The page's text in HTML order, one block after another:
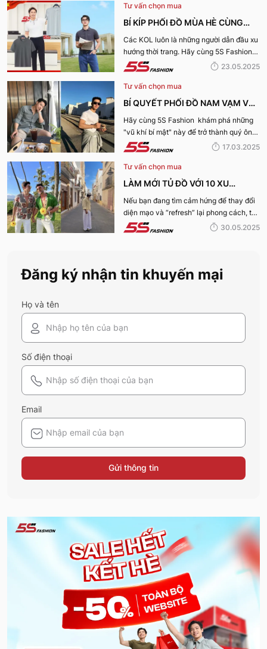
Tư vấn chọn mua
BÍ KÍP PHỐI ĐỒ MÙA HÈ CÙNG
KOL 5S FASHION: STYLE THU HÚT
CHO MỌI CHÀNG TRAI
Các KOL luôn là những người dẫn đầu xu
hướng thời trang. Hãy cùng 5S Fashion
điểm qua những bí kíp phối đồ mùa hè
cùng KOL “bao chất, bao ngầu” nhé!
23.05.2025
Tư vấn chọn mua
BÍ QUYẾT PHỐI ĐỒ NAM VẠM VỠ
ĐẸP, THU HÚT PHÁI NỮ
Hãy cùng 5S Fashion khám phá những
"vũ khí bí mật" này để trở thành quý ông
thu hút nhờ “tận dụng” triệt để những ưu
điếm sở hữu thân hình vạm vỡ của mình
nhé:
17.03.2025
Tư vấn chọn mua
LÀM MỚI TỦ ĐỒ VỚI 10 XU
HƯỚNG THỜI TRANG HOT NHẤT
MÙA HÈ 2025
Nếu bạn đang tìm cảm hứng để thay đổi
diện mạo và “refresh” lại phong cách, thì
10 xu hướng thời trang Hè 2025 này
chính là gợi ý hoàn hảo. Cùng 5S
năm nay nhé!
30.05.2025
Đăng ký nhận tin khuyến mại
Họ và tên
Số điện thoại
Email
Gửi thông tin